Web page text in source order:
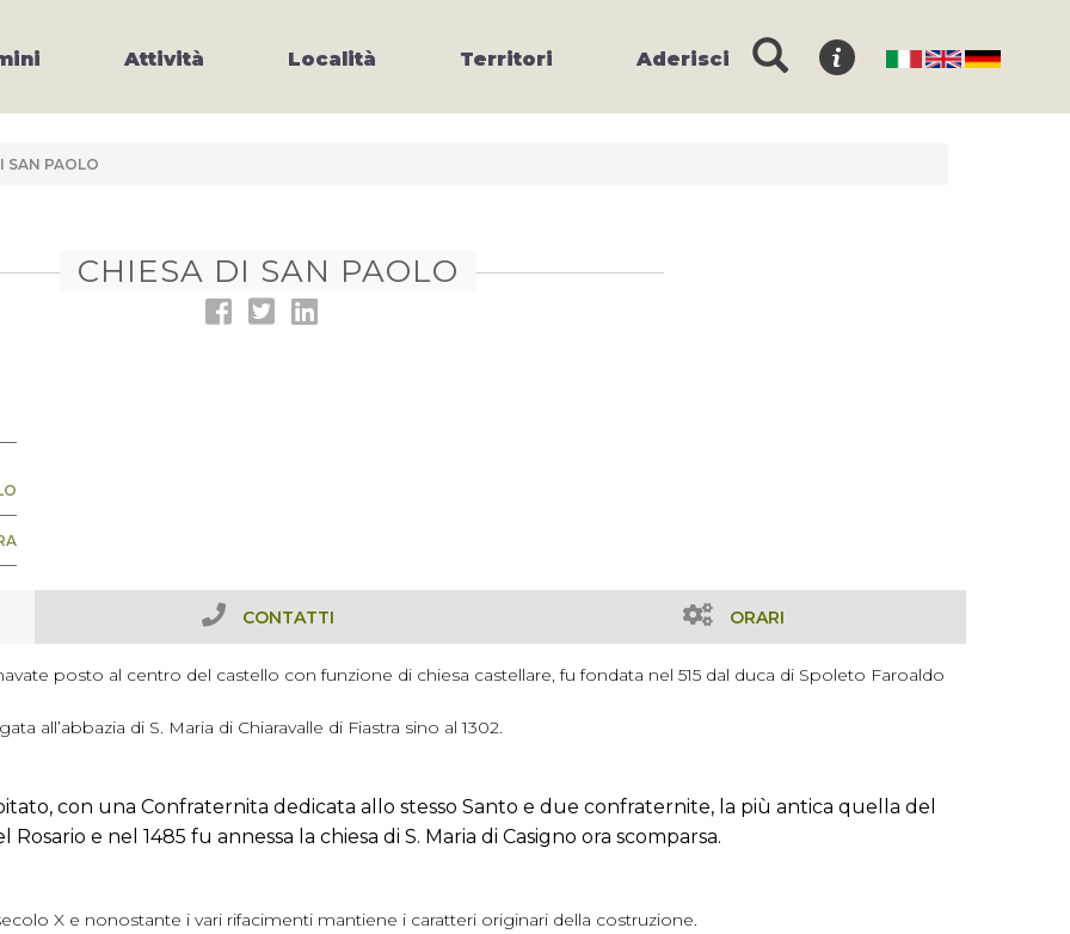
Attività Località Territori Aderisci
SAN PAOLO
CHIESA DI SAN PAOLO
CONTATTI ORARI
posto al centro del castello con funzione di chiesa castellare, fu fondata nel 515 dal duca di Spoleto Faroaldo
all’abbazia di S. Maria di Chiaravalle di Fiastra sino al 1302.
con una Confraternita dedicata allo stesso Santo e due confraternite, la più antica quella del
e nel 1485 fu annessa la chiesa di S. Maria di Casigno ora scomparsa.
X e nonostante i vari rifacimenti mantiene i caratteri originari della costruzione.